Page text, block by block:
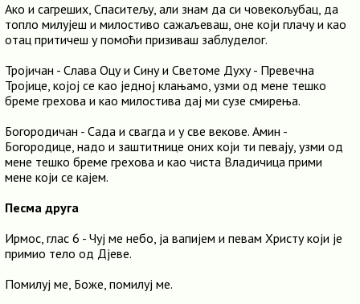
Ако и сагреших, Спаситељу, али знам да си човекољубац, да
топло милујеш и милостиво сажаљеваш, оне који плачу и као
отац притичеш у помоћи призиваш заблуделог.
Тројичан - Слава Оцу и Сину и Светоме Духу - Превечна
Тројице, којој се као једној клањамо, узми од мене тешко
бреме грехова и као милостива дај ми сузе смирења.
Богородичан - Сада и свагда и у све векове. Амин -
Богородице, надо и заштитнице оних који ти певају, узми од
мене тешко бреме грехова и као чиста Владичица прими
мене који се кајем.
Песма друга
Ирмос, глас 6 - Чуј ме небо, ја вапијем и певам Христу који је
примио тело од Дјеве.
Помилуј ме, Боже, помилуј ме.